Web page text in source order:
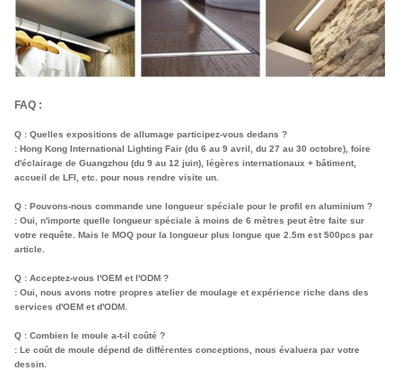
FAQ :
Q : Quelles expositions de allumage participez-vous dedans ?
: Hong Kong International Lighting Fair (du 6 au 9 avril, du 27 au 30 octobre), foire
d'éclairage de Guangzhou (du 9 au 12 juin), légères internationaux + bâtiment,
accueil de LFI, etc. pour nous rendre visite un.
Q : Pouvons-nous commande une longueur spéciale pour le profil en aluminium ?
: Oui, n'importe quelle longueur spéciale à moins de 6 mètres peut être faite sur
votre requête. Mais le MOQ pour la longueur plus longue que 2.5m est 500pcs par
article.
Q : Acceptez-vous l'OEM et l'ODM ?
: Oui, nous avons notre propres atelier de moulage et expérience riche dans des
services d'OEM et d'ODM.
Q : Combien le moule a-t-il coûté ?
: Le coût de moule dépend de différentes conceptions, nous évaluera par votre
dessin.